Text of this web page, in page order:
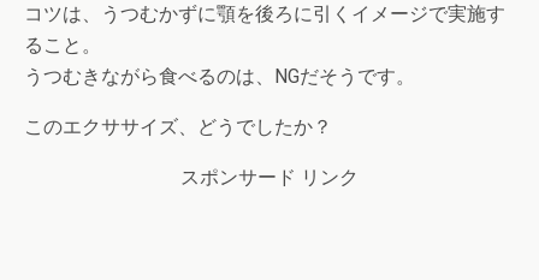
コツは、うつむかずに顎を後ろに引くイメージで実施す
ること。
うつむきながら食べるのは、NGだそうです。
このエクササイズ、どうでしたか？
スポンサード リンク